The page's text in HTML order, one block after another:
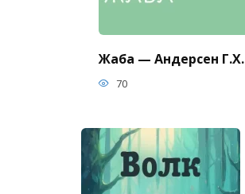
Жаба — Андерсен Г.Х.
70